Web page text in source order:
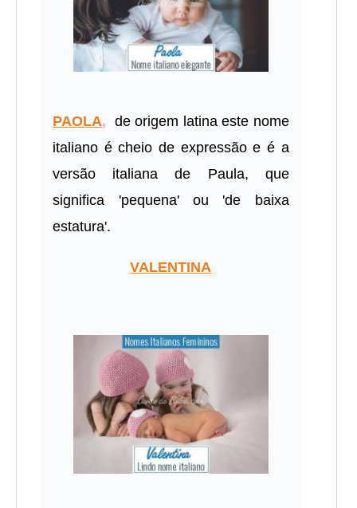
PAOLA, de origem latina este nome
italiano é cheio de expressão e é a
versão italiana de Paula, que
significa 'pequena' ou 'de baixa
estatura'.
VALENTINA